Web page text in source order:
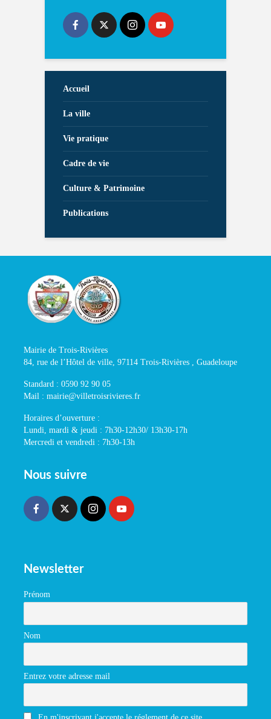
Accueil
La ville
Vie pratique
Cadre de vie
Culture & Patrimoine
Publications
Mairie de Trois-Rivières
84, rue de l’Hôtel de ville, 97114 Trois-Rivières , Guadeloupe
Standard : 0590 92 90 05
Mail : mairie@villetroisrivieres.fr
Horaires d’ouverture :
Lundi, mardi & jeudi : 7h30-12h30/ 13h30-17h
Mercredi et vendredi : 7h30-13h
Nous suivre
Newsletter
Prénom
Nom
Entrez votre adresse mail